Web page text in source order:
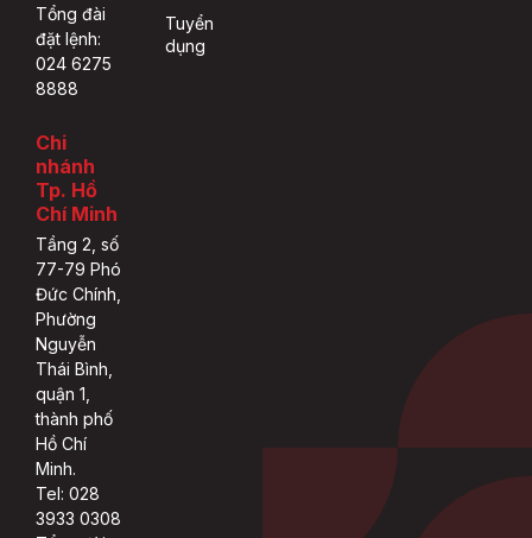
Tổng đài
đặt lệnh:
024 6275
8888
Chi
nhánh
Tp. Hồ
Chí Minh
Tầng 2, số
77-79 Phó
Đức Chính,
Phường
Nguyễn
Thái Bình,
quận 1,
thành phố
Hồ Chí
Minh.
Tel: 028
3933 0308
Tuyển
dụng